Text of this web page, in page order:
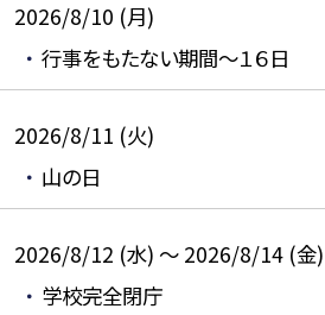
2026/8/10 (月)
行事をもたない期間～１６日
2026/8/11 (火)
山の日
2026/8/12 (水) ～ 2026/8/14 (金)
学校完全閉庁